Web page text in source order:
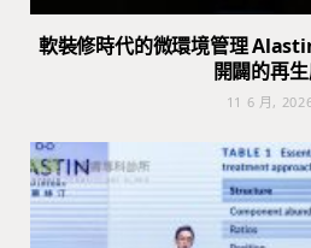
軟裝修時代的微環境管理
開闢的再
11 6 月,